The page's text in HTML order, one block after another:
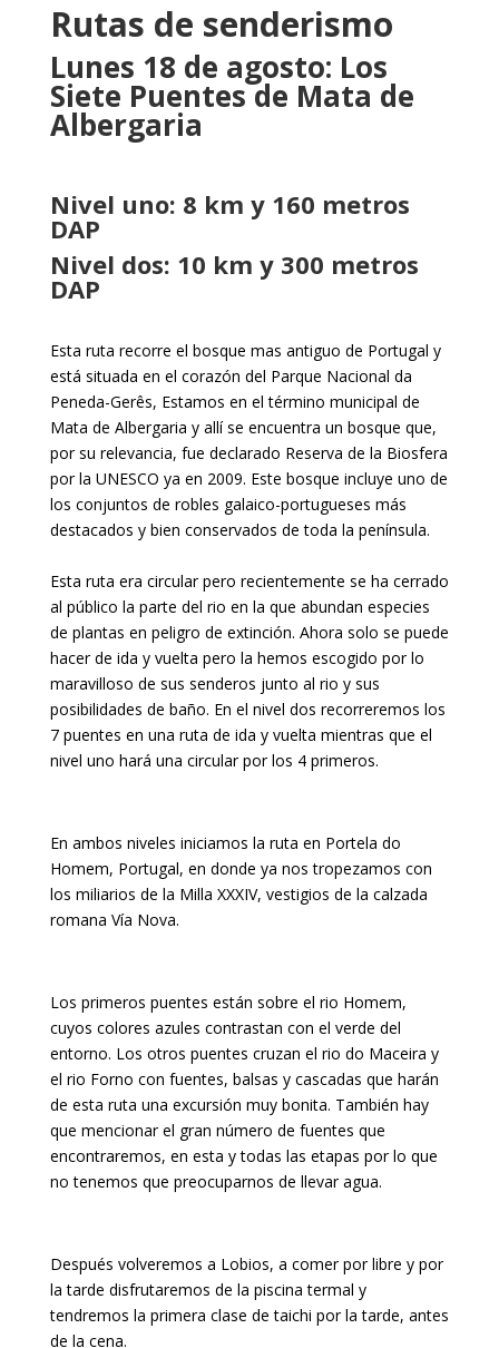
Rutas de senderismo
Lunes 18 de agosto: Los
Siete Puentes de Mata de
Albergaria
Nivel uno: 8 km y 160 metros
DAP
Nivel dos: 10 km y 300 metros
DAP
Esta ruta recorre el bosque mas antiguo de Portugal y
está situada en el corazón del Parque Nacional da
Peneda-Gerês, Estamos en el término municipal de
Mata de Albergaria y allí se encuentra un bosque que,
por su relevancia, fue declarado Reserva de la Biosfera
por la UNESCO ya en 2009. Este bosque incluye uno de
los conjuntos de robles galaico-portugueses más
destacados y bien conservados de toda la península.
Esta ruta era circular pero recientemente se ha cerrado
al público la parte del rio en la que abundan especies
de plantas en peligro de extinción. Ahora solo se puede
hacer de ida y vuelta pero la hemos escogido por lo
maravilloso de sus senderos junto al rio y sus
posibilidades de baño. En el nivel dos recorreremos los
7 puentes en una ruta de ida y vuelta mientras que el
nivel uno hará una circular por los 4 primeros.
En ambos niveles iniciamos la ruta en Portela do
Homem, Portugal, en donde ya nos tropezamos con
los miliarios de la Milla XXXIV, vestigios de la calzada
romana Vía Nova.
Los primeros puentes están sobre el rio Homem,
cuyos colores azules contrastan con el verde del
entorno. Los otros puentes cruzan el rio do Maceira y
el rio Forno con fuentes, balsas y cascadas que harán
de esta ruta una excursión muy bonita. También hay
que mencionar el gran número de fuentes que
encontraremos, en esta y todas las etapas por lo que
no tenemos que preocuparnos de llevar agua.
Después volveremos a Lobios, a comer por libre y por
la tarde disfrutaremos de la piscina termal y
tendremos la primera clase de taichi por la tarde, antes
de la cena.